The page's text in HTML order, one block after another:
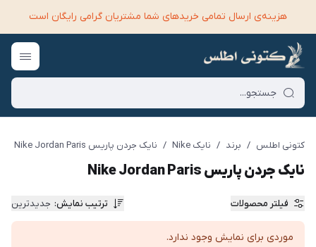
هزینه‌ی ارسال تمامی خرید‌های شما مشتریان گرامی رایگان است
کتونی اطلس / برند / نایک Nike / نایک جردن پاریس Nike Jordan Paris
نایک جردن پاریس Nike Jordan Paris
فیلتر محصولات ترتیب نمایش: جدیدترین
موردی برای نمایش وجود ندارد.